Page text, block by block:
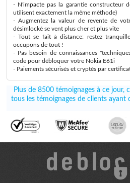
- N'impacte pas la garantie constructeur
utilisent exactement la même méthode)
- Augmentez la valeur de revente de
désimlocké se vent plus cher et plus vite
- Tout se fait à distance: restez
occupons de tout !
- Pas besoin de connaissances
code pour débloquer votre Nokia E61i
- Paiements sécurisés et cryptés par
Plus de 8500 témoignages à ce jour,
tous les témoignages de clients ayant